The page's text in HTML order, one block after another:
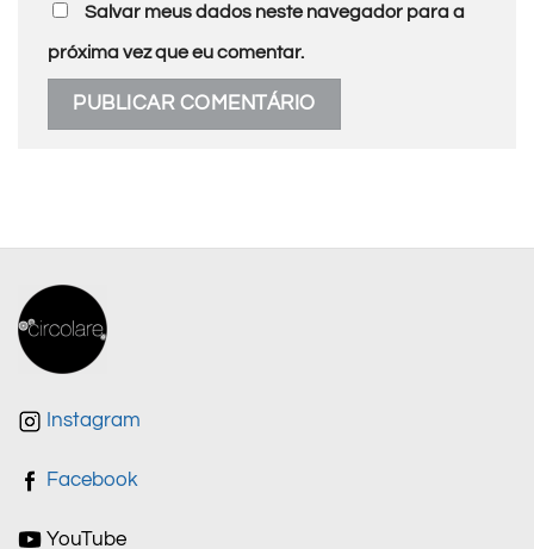
Salvar meus dados neste navegador para a
próxima vez que eu comentar.
Instagram
Facebook
YouTube